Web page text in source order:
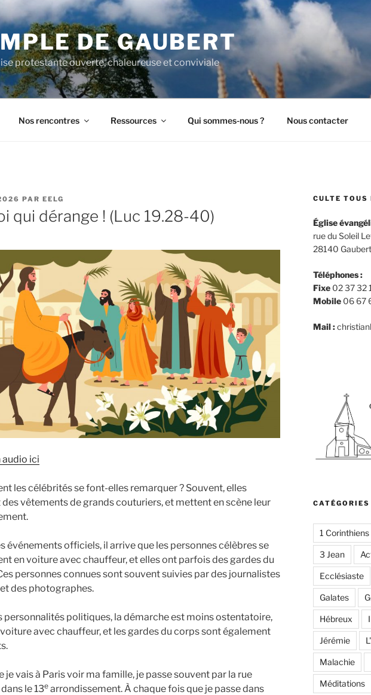
DE GAUBERT
protestante ouverte, chaleureuse et conviviale
Nos rencontres Ressources Qui sommes-nous ? Nous contacter
PAR EELG
qui dérange ! (Luc 19.28-40)
audio ici
les célébrités se font-elles remarquer ? Souvent, elles
vêtements de grands couturiers, et mettent en scène leur
événements officiels, il arrive que les personnes célèbres se
en voiture avec chauffeur, et elles ont parfois des gardes du
personnes connues sont souvent suivies par des journalistes
des photographes.
personnalités politiques, la démarche est moins ostentatoire,
avec chauffeur, et les gardes du corps sont également
je vais à Paris voir ma famille, je passe souvent par la rue
le 13e arrondissement. À chaque fois que je passe dans
CULTE
Église
rue du Soleil
28140
Téléphones :
Fixe02 37 32
Mobile06 67
Mail :
CATÉGORIES
1 Corinthiens
3 Jean
Ecclésiaste
Galates
Hébreux
Jérémie
Malachie
Méditations